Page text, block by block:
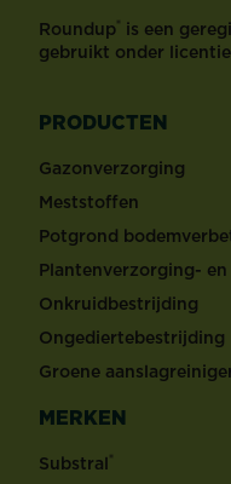
Roundup® is een
gebruikt onder licentie
PRODUCTEN
Gazonverzorging
Meststoffen
Potgrond
Plantenverzorging-
Onkruidbestrijding
Ongediertebestrijding
Groene
MERKEN
Substral®